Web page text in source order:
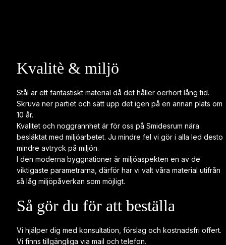
Med vänliga hälsningar
Kvalitè & miljö
Stål är ett fantastiskt material då det håller oerhört lång tid.
Skruva ner partiet och sätt upp det igen på en annan plats om
10 år.
Kvalitet och noggrannhet är för oss på Smidesrum nära
besläktat med miljöarbetet. Ju mindre fel vi gör i alla led desto
mindre avtryck på miljön.
I den moderna byggnationer är miljöaspekten en av de
viktigaste parametrarna, därför har vi valt våra material utifrån
så låg miljöpåverkan som möjligt.
Så gör du för att beställa
Vi hjälper dig med konsultation, förslag och kostnadsfri offert.
Vi finns tillgängliga via mail och telefon.